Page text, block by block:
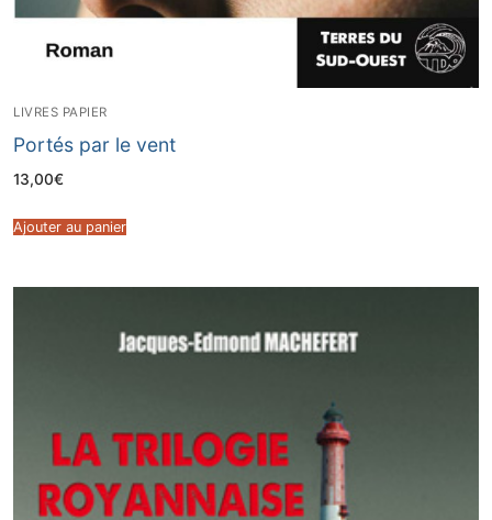
LIVRES PAPIER
Portés par le vent
13,00€
Ajouter au panier